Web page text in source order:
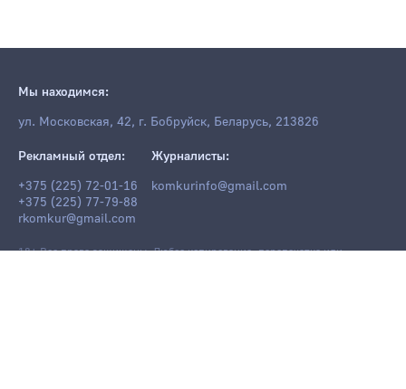
Мы находимся:
ул. Московская, 42, г. Бобруйск, Беларусь, 213826
Рекламный отдел:
+375 (225) 72-01-16
+375 (225) 77-79-88
rkomkur@gmail.com
Журналисты:
komkurinfo@gmail.com
18+ Все права защищены. Любое копирование, перепечатка или